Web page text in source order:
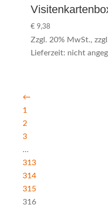
€9,38
Zzgl. 20% MwSt.,
Lieferzeit: nicht
←
1
2
3
…
313
314
315
316